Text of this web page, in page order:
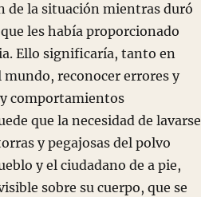
la situación mientras duró
les había proporcionado
Ello significaría, tanto en
mundo, reconocer errores y
comportamientos
que la necesidad de lavarse
y pegajosas del polvo
y el ciudadano de a pie,
sobre su cuerpo, que se